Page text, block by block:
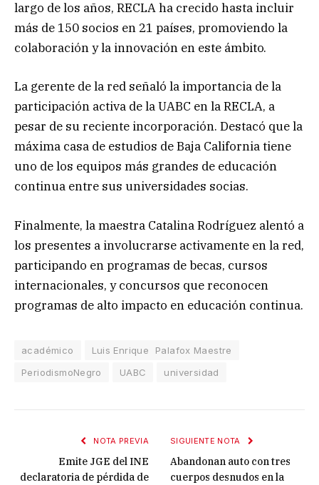
largo de los años, RECLA ha crecido hasta incluir
más de 150 socios en 21 países, promoviendo la
colaboración y la innovación en este ámbito.
La gerente de la red señaló la importancia de la
participación activa de la UABC en la RECLA, a
pesar de su reciente incorporación. Destacó que la
máxima casa de estudios de Baja California tiene
uno de los equipos más grandes de educación
continua entre sus universidades socias.
Finalmente, la maestra Catalina Rodríguez alentó a
los presentes a involucrarse activamente en la red,
participando en programas de becas, cursos
internacionales, y concursos que reconocen
programas de alto impacto en educación continua.
académico
Luis Enrique Palafox Maestre
PeriodismoNegro
UABC universidad
NOTA PREVIA
Emite JGE del INE
declaratoria de pérdida de
SIGUIENTE NOTA
Abandonan auto con tres
cuerpos desnudos en la